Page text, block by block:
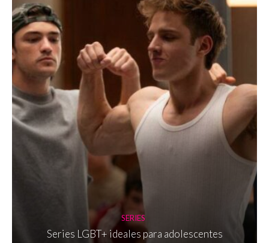
SERIES
Series LGBT+ ideales para adolescentes